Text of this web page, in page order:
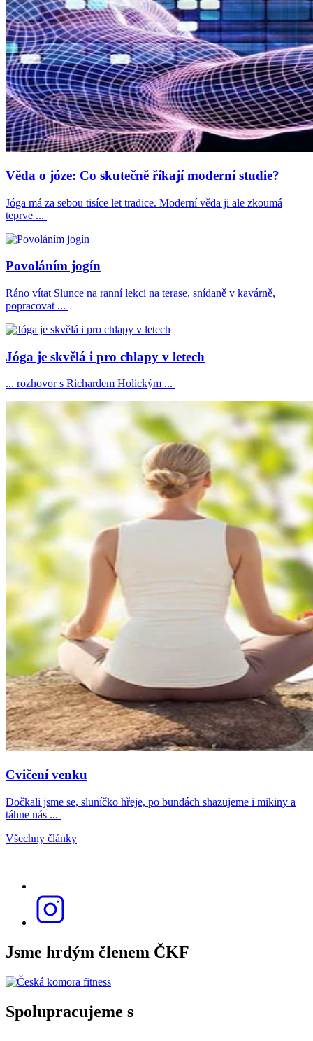
Věda o józe: Co skutečně říkají moderní studie?
Jóga má za sebou tisíce let tradice. Moderní věda ji ale zkoumá
teprve ...
Povoláním jogín
Ráno vítat Slunce na ranní lekci na terase, snídaně v kavárně,
popracovat ...
Jóga je skvělá i pro chlapy v letech
... rozhovor s Richardem Holickým ...
Cvičení venku
Dočkali jsme se, sluníčko hřeje, po bundách shazujeme i mikiny a
táhne nás ...
Všechny články
Jsme hrdým členem ČKF
Spolupracujeme s